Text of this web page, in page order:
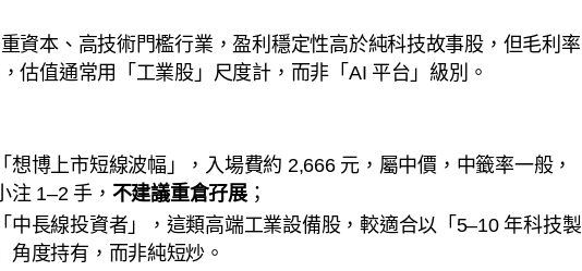
資本、高技術門檻行業，盈利穩定性高於純科技故事股，但毛利率
估值通常用「工業股」尺度計，而非「AI 平台」級別。
想博上市短線波幅」，入場費約 2,666 元，屬中價，中籤率一般，
注 1–2 手， 不建議重倉孖展；
中長線投資者」，這類高端工業設備股，較適合以「5–10 年科技製
角度持有，而非純短炒。